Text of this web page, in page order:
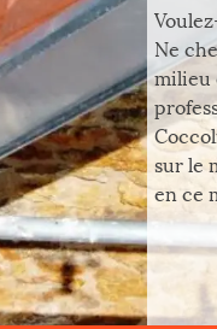
Ne
milieu
sur le
en ce